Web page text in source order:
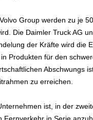
Group werden zu je
Die Daimler Truck AG
der Kräfte wird die
Produkten für den
Abschwungs
zu erreichen.
ist, in der